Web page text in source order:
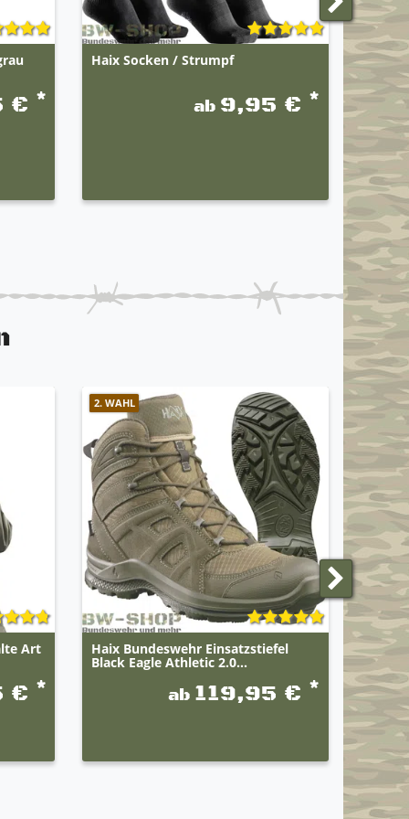
€ *
Haix Socken / Strumpf
ab 9,95 € *
1-3er
Art
€ *
2. WAHL
Haix Bundeswehr Einsatzstiefel
Black Eagle Athletic 2.0...
ab 119,95 € *
Zipper